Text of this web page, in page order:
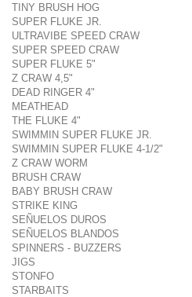
TINY BRUSH HOG
SUPER FLUKE JR.
ULTRAVIBE SPEED CRAW
SUPER SPEED CRAW
SUPER FLUKE 5"
Z CRAW 4,5"
DEAD RINGER 4"
MEATHEAD
THE FLUKE 4"
SWIMMIN SUPER FLUKE JR.
SWIMMIN SUPER FLUKE 4-1/2"
Z CRAW WORM
BRUSH CRAW
BABY BRUSH CRAW
STRIKE KING
SEÑUELOS DUROS
SEÑUELOS BLANDOS
SPINNERS - BUZZERS
JIGS
STONFO
STARBAITS